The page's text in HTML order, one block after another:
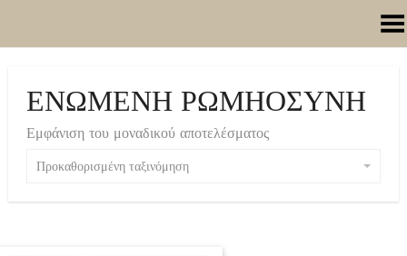
Toggle Menu
ΕΝΩΜΕΝΗ ΡΩΜΗΟΣΥΝΗ
Εμφάνιση του μοναδικού αποτελέσματος
Προκαθορισμένη ταξινόμηση